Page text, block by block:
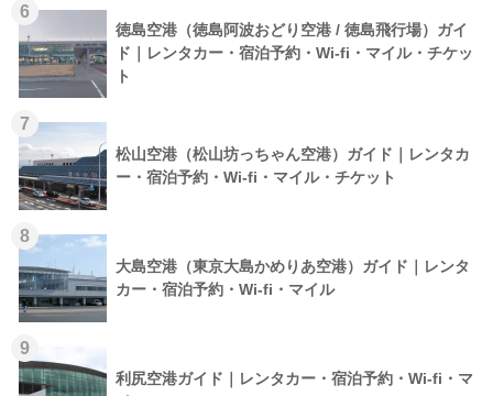
6
徳島空港（徳島阿波おどり空港 / 徳島飛行場）ガイ
ド｜レンタカー・宿泊予約・Wi-fi・マイル・チケッ
ト
7
松山空港（松山坊っちゃん空港）ガイド｜レンタカ
ー・宿泊予約・Wi-fi・マイル・チケット
8
大島空港（東京大島かめりあ空港）ガイド｜レンタ
カー・宿泊予約・Wi-fi・マイル
9
利尻空港ガイド｜レンタカー・宿泊予約・Wi-fi・マ